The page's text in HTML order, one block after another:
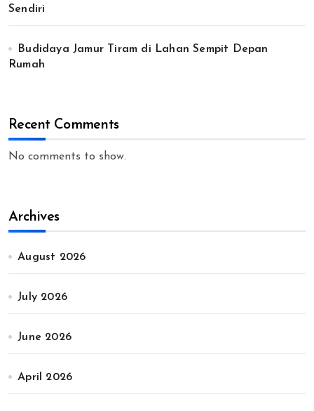
Sendiri
Budidaya Jamur Tiram di Lahan Sempit Depan
Rumah
Recent Comments
No comments to show.
Archives
August 2026
July 2026
June 2026
April 2026